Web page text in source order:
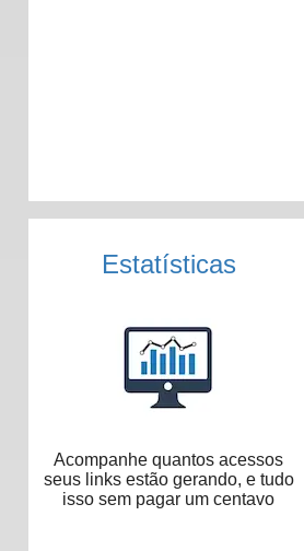
Estatísticas
Acompanhe quantos acessos
seus links estão gerando, e tudo
isso sem pagar um centavo